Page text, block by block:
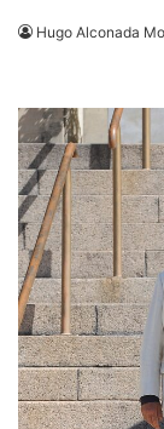
Hugo Alconada